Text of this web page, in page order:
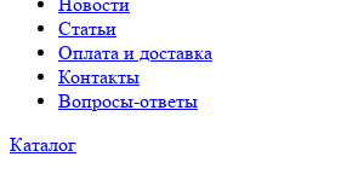
Статьи
Оплата и доставка
Контакты
Вопросы-ответы
Каталог